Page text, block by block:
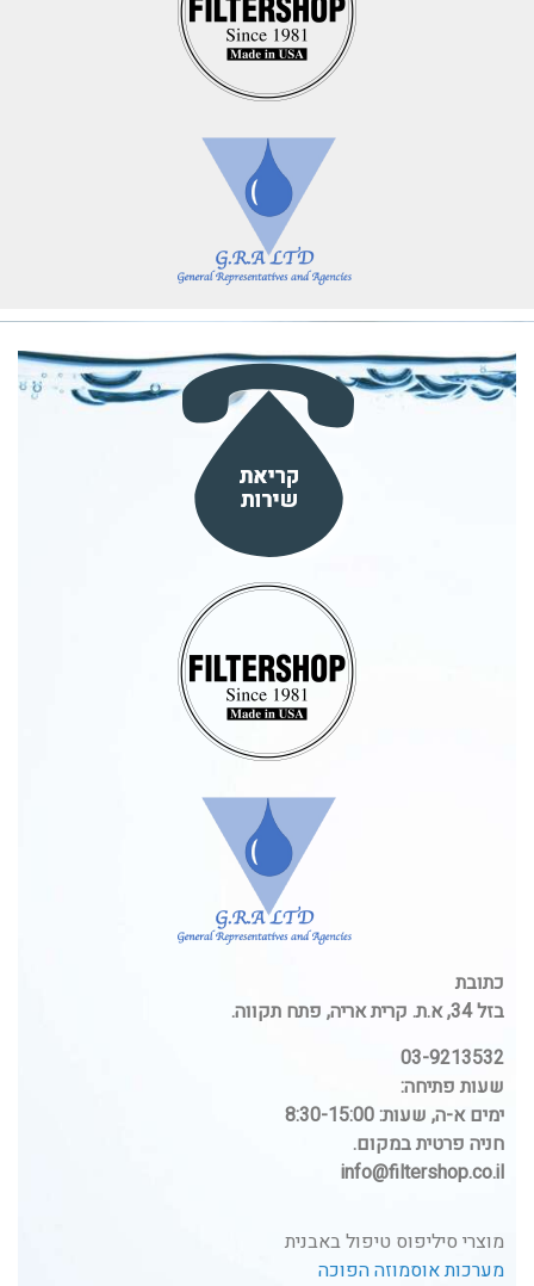
כתובת
בזל 34, א.ת. קרית אריה, פתח תקווה.
03-9213532
שעות פתיחה:
ימים א-ה, שעות: 8:30-15:00
חניה פרטית במקום.
info@filtershop.co.il
מוצרי סיליפוס טיפול באבנית
מערכות אוסמוזה הפוכה